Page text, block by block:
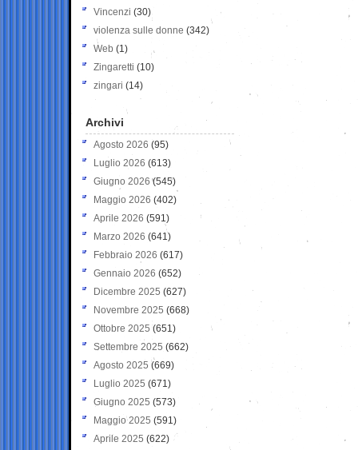
Vincenzi (30)
violenza sulle donne (342)
Web (1)
Zingaretti (10)
zingari (14)
Archivi
Agosto 2026 (95)
Luglio 2026 (613)
Giugno 2026 (545)
Maggio 2026 (402)
Aprile 2026 (591)
Marzo 2026 (641)
Febbraio 2026 (617)
Gennaio 2026 (652)
Dicembre 2025 (627)
Novembre 2025 (668)
Ottobre 2025 (651)
Settembre 2025 (662)
Agosto 2025 (669)
Luglio 2025 (671)
Giugno 2025 (573)
Maggio 2025 (591)
Aprile 2025 (622)